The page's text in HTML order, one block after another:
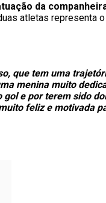
da
atletas representa
que tem uma
menina muito
e por terem sido
feliz e motivada